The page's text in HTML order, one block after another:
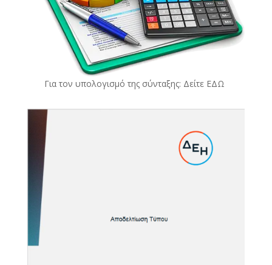
Για τον υπολογισμό της σύνταξης: Δείτε ΕΔΩ